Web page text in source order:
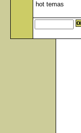
hot temas